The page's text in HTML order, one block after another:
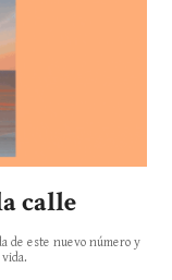
calle
de este nuevo número y